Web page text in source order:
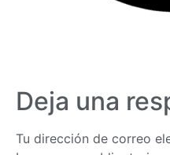
Deja una
Tu dirección de correo